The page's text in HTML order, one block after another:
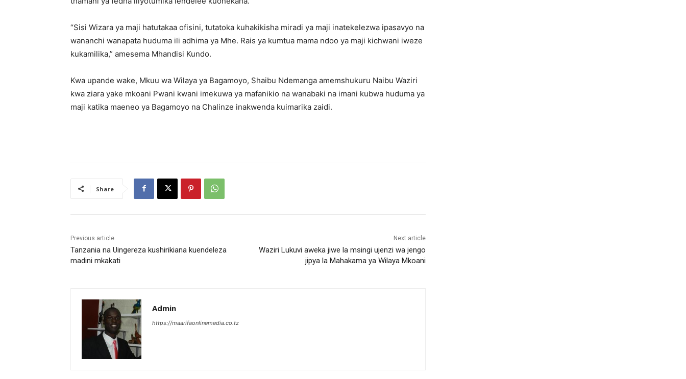
“Sisi Wizara ya maji hatutakaa ofisini, tutatoka kuhakikisha miradi ya maji inatekelezwa ipasavyo na
wananchi wanapata huduma ili adhima ya Mhe. Rais ya kumtua mama ndoo ya maji kichwani iweze
kukamilika,” amesema Mhandisi Kundo.
Kwa upande wake, Mkuu wa Wilaya ya Bagamoyo, Shaibu Ndemanga amemshukuru Naibu Waziri
kwa ziara yake mkoani Pwani kwani imekuwa ya mafanikio na wanabaki na imani kubwa huduma ya
maji katika maeneo ya Bagamoyo na Chalinze inakwenda kuimarika zaidi.
Share
Previous article
Tanzania na Uingereza kushirikiana kuendeleza
madini mkakati
Next article
Waziri Lukuvi aweka jiwe la msingi ujenzi wa jengo
jipya la Mahakama ya Wilaya Mkoani
Admin
https://maarifaonlinemedia.co.tz